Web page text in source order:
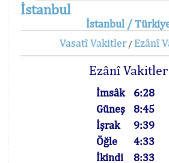
İstanbul
İstanbul /
Vasatî Vakitler/ Ezânî
Ezânî Vakitler
İmsâk
6:28
Güneş
8:45
İşrak
9:39
Öğle
4:33
İkindi
8:33